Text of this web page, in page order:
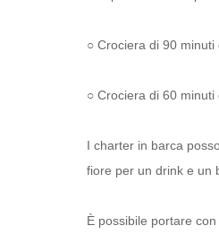
○ Crociera di 90 minuti
○ Crociera di 60
I charter in barca
fiore per un drink e un
È possibile portare